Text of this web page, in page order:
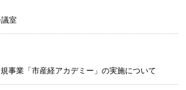
室
事業「市産経アカデミー」の実施について